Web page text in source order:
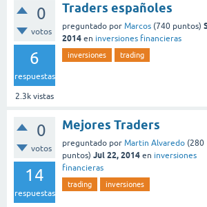
0
votos
6
respuestas
2.3k vistas
Traders españoles
preguntado por Marcos (740 puntos)
2014 en inversiones financieras
inversiones trading
0
votos
14
respuestas
Mejores Traders
preguntado por Martin Alvaredo (280
puntos) Jul 22, 2014 en inversiones
financieras
trading inversiones